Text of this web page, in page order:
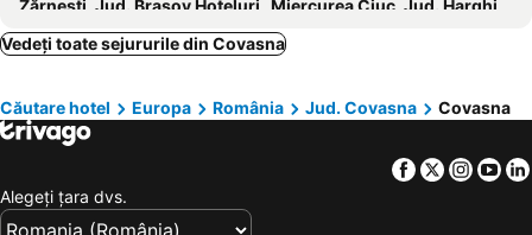
Zărneşti, Jud. Brașov Hoteluri Miercurea Ciuc, Jud. Harghita Hoteluri
Sfântu Gheorghe, Jud. Covasna Hoteluri
Onești, Jud. Bacău Hoteluri
Târgu Secuiesc, Jud. Covasna Hoteluri
Moieciu de Sus, Hoteluri
Moineşti, Jud. Bacău Hoteluri
Rucăr, Jud. Argeș Hoteluri
Brașov, Jud. Brașov Hoteluri
Vedeți toate sejururile din Covasna
Căutare hotel Europa România Jud. Covasna Covasna
Facebook
Twitter
Alegeţi ţara dvs.